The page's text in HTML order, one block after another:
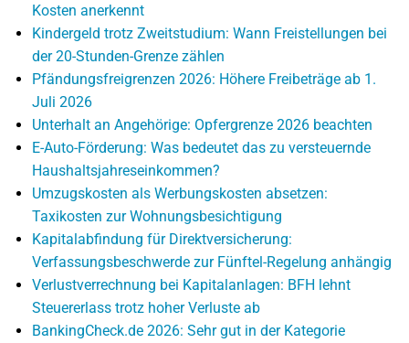
Kosten anerkennt
Kindergeld trotz Zweitstudium: Wann Freistellungen bei
der 20-Stunden-Grenze zählen
Pfändungsfreigrenzen 2026: Höhere Freibeträge ab 1.
Juli 2026
Unterhalt an Angehörige: Opfergrenze 2026 beachten
E-Auto-Förderung: Was bedeutet das zu versteuernde
Haushaltsjahreseinkommen?
Umzugskosten als Werbungskosten absetzen:
Taxikosten zur Wohnungsbesichtigung
Kapitalabfindung für Direktversicherung:
Verfassungsbeschwerde zur Fünftel-Regelung anhängig
Verlustverrechnung bei Kapitalanlagen: BFH lehnt
Steuererlass trotz hoher Verluste ab
BankingCheck.de 2026: Sehr gut in der Kategorie